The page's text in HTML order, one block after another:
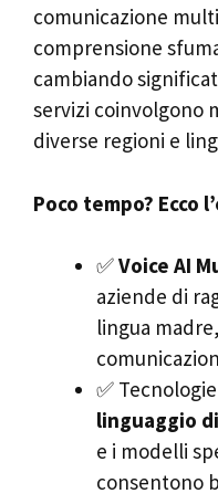
comunicazione
comprensione
cambiando
servizi coinvolgono
diverse regioni e
Poco tempo? Ecco
✅Voice AI
aziende di
lingua
✅
linguaggio
e i modelli
consentono